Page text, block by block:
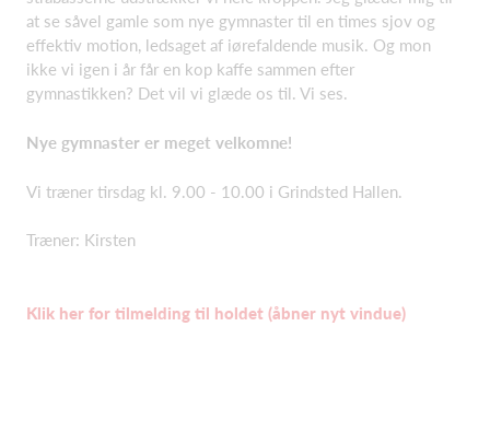
at se såvel gamle som nye gymnaster til en times sjov og
effektiv motion, ledsaget af iørefaldende musik. Og mon
ikke vi igen i år får en kop kaffe sammen efter
gymnastikken? Det vil vi glæde os til. Vi ses.
Nye gymnaster er meget velkomne!
Vi træner tirsdag kl. 9.00 - 10.00 i Grindsted Hallen.
Træner: Kirsten
Klik her for tilmelding til holdet (åbner nyt vindue)